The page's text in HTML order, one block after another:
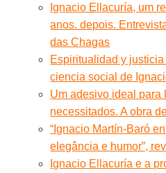
Ignacio Ellacuría, um
anos. depois.
das Chagas
Espiritualidad y
ciencia social de
Um adesivo ideal para
necessitados. A obra
“Ignacio Martín-Baró
elegância e humor”,
Ignacio Ellacuría e a